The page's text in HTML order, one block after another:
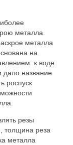
металла.
металла
на
к воде
дало название
роспуск
резы
толщина реза
металла